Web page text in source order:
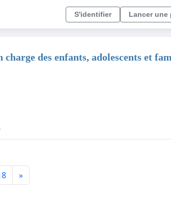
S'identifier Lancer une
des enfants, adolescents et
»